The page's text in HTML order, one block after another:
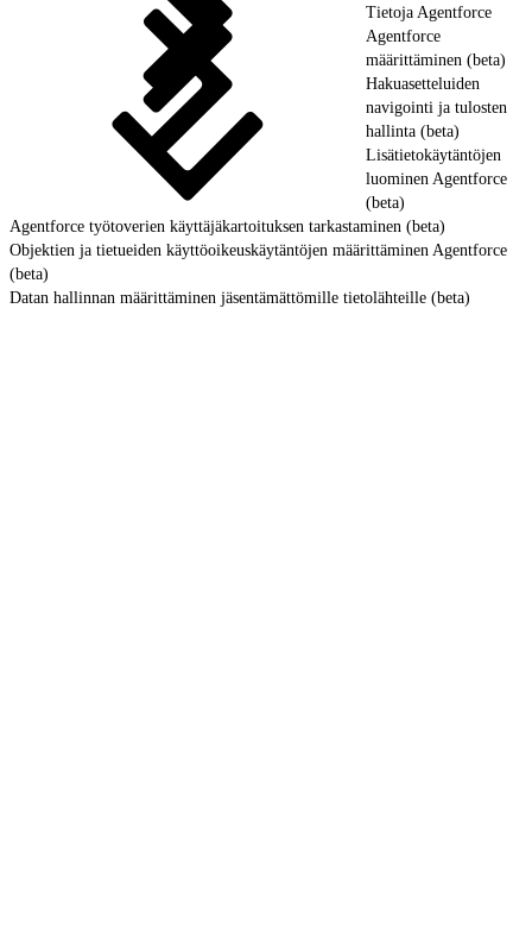
Tietoja Agentforce
Agentforce
määrittäminen (beta)
Hakuasetteluiden
navigointi ja tulosten
hallinta (beta)
Lisätietokäytäntöjen
luominen Agentforce
(beta)
Agentforce työtoverien käyttäjäkartoituksen tarkastaminen (beta)
Objektien ja tietueiden käyttöoikeuskäytäntöjen määrittäminen Agentforce
(beta)
Datan hallinnan määrittäminen jäsentämättömille tietolähteille (beta)